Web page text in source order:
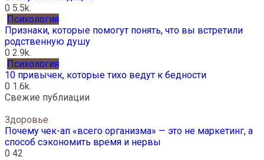
0 5.5k.
Психология
Признаки, которые помогут понять, что вы встретили
родственную душу
0 2.9k.
Психология
10 привычек, которые тихо ведут к бедности
0 1.6k.
Свежие публиации
Здоровье
Почему чек-ап «всего организма» — это не маркетинг, а
способ сэкономить время и нервы
0 42